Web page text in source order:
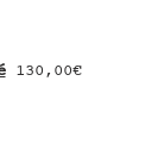
130,00€